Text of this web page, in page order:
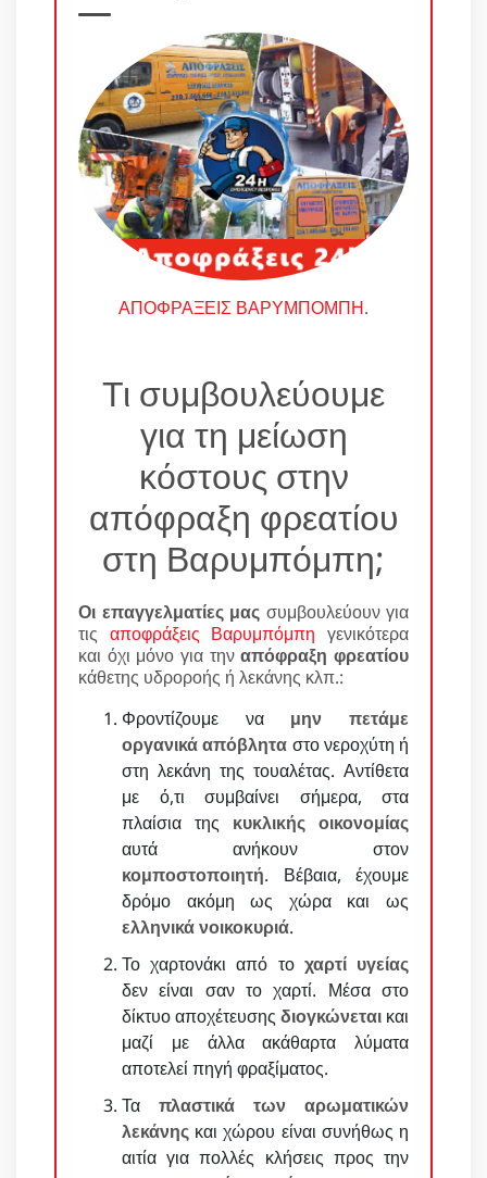
ΑΠΟΦΡΑΞΕΙΣ ΒΑΡΥΜΠΟΜΠΗ.
Τι συμβουλεύουμε
για τη μείωση
κόστους στην
απόφραξη φρεατίου
στη Βαρυμπόμπη;
Οι επαγγελματίες μας συμβουλεύουν για
τις αποφράξεις Βαρυμπόμπη γενικότερα
και όχι μόνο για τηναπόφραξη φρεατίου
κάθετης υδροροής ή λεκάνης κλπ.:
Φροντίζουμε να μην πετάμε
οργανικά απόβλητα στο νεροχύτη ή
στη λεκάνη της τουαλέτας. Αντίθετα
με ό,τι συμβαίνει σήμερα, στα
πλαίσια της κυκλικής οικονομίας
αυτά ανήκουν στον
κομποστοποιητή. Βέβαια, έχουμε
δρόμο ακόμη ως χώρα και ως
ελληνικά νοικοκυριά.
Το χαρτονάκι από το χαρτί υγείας
δεν είναι σαν το χαρτί. Μέσα στο
δίκτυο αποχέτευσης διογκώνεται και
μαζί με άλλα ακάθαρτα λύματα
αποτελεί πηγή φραξίματος.
Τα πλαστικά των αρωματικών
λεκάνης και χώρου είναι συνήθως η
αιτία για πολλές κλήσεις προς την